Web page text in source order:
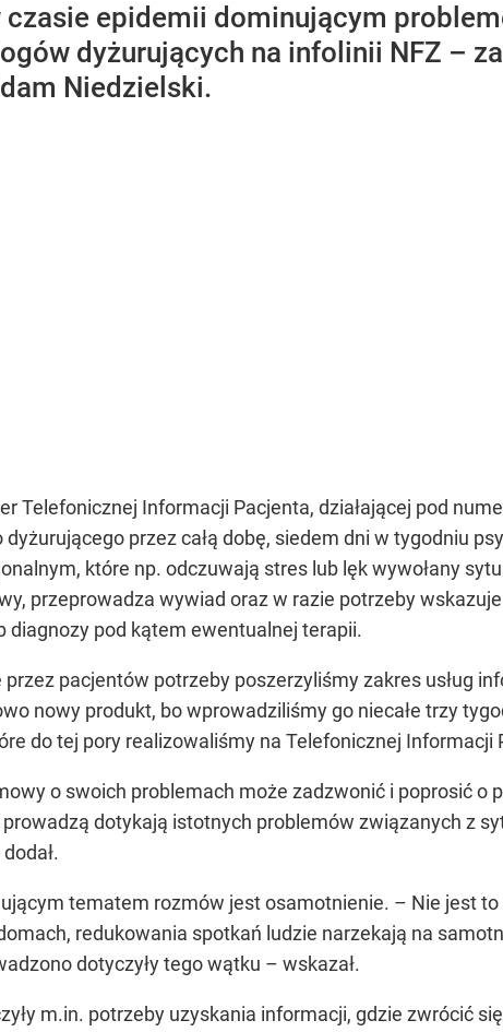
czasie epidemii dominującym
dyżurujących na infolinii NFZ –
Niedzielski.
Telefonicznej Informacji Pacjenta, działającej pod
przez całą dobę, siedem dni w tygodniu
które np. odczuwają stres lub lęk wywołany
przeprowadza wywiad oraz w razie potrzeby
diagnozy pod kątem ewentualnej terapii.
przez pacjentów potrzeby poszerzyliśmy zakres usług
nowy produkt, bo wprowadziliśmy go niecałe trzy
do tej pory realizowaliśmy na Telefonicznej Informacji
o swoich problemach może zadzwonić i poprosić o
dotykają istotnych problemów związanych z
tematem rozmów jest osamotnienie. – Nie jest
redukowania spotkań ludzie narzekają na
dotyczyły tego wątku – wskazał.
m.in. potrzeby uzyskania informacji, gdzie zwrócić